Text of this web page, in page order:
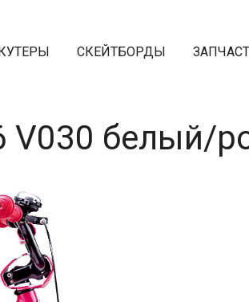
СКЕЙТБОРДЫ
V030 белый/